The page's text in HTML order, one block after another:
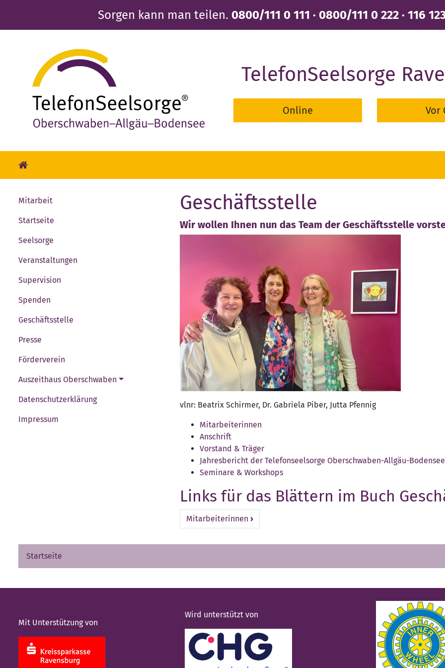
Inhalt
Sorgen kann man teilen. 0800/111 0 111 · 0800/111 0 222 · 116
TelefonSeelsorge
Online Vor
Mitarbeit
Startseite
Seelsorge
Veranstaltungen
Supervision
Spenden
Geschäftsstelle
Presse
Förderverein
Auszeithaus Oberschwaben
Datenschutzerklärung
Impressum
Geschäftsstelle
Wir wollen Ihnen nun das Team der Geschäftsstelle
vlnr: Beatrix Schirmer, Dr. Gabriela Piber, Jutta Pfennig
Mitarbeiterinnen
Anschrift
Vorstand & Träger
Jahresbericht der Telefonseelsorge Oberschwaben-Allgäu-Bodensee
Seminare & Workshops
Links für das Blättern im Buch
Mitarbeiterinnen ›
Startseite
Mit Unterstützung von
Wird unterstützt von